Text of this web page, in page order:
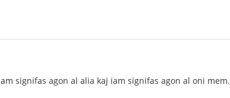
signifas agon al alia kaj iam signifas agon al oni mem.